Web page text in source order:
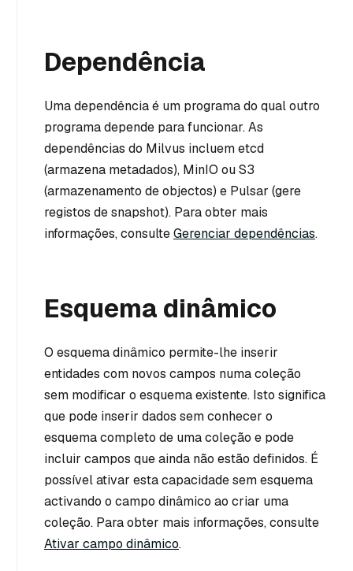
Dependência
Uma dependência é um programa do qual outro
programa depende para funcionar. As
dependências do Milvus incluem etcd
(armazena metadados), MinIO ou S3
(armazenamento de objectos) e Pulsar (gere
registos de snapshot). Para obter mais
informações, consulteGerenciar dependências.
Esquema dinâmico
O esquema dinâmico permite-lhe inserir
entidades com novos campos numa coleção
sem modificar o esquema existente. Isto significa
que pode inserir dados sem conhecer o
esquema completo de uma coleção e pode
incluir campos que ainda não estão definidos. É
possível ativar esta capacidade sem esquema
activando o campo dinâmico ao criar uma
coleção. Para obter mais informações, consulte
Ativar campo dinâmico.